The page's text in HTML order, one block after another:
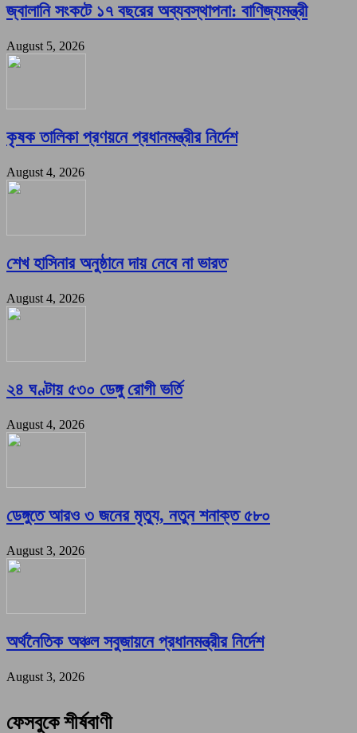
জ্বালানি সংকটে ১৭ বছরের অব্যবস্থাপনা: বাণিজ্যমন্ত্রী
August 5, 2026
কৃষক তালিকা প্রণয়নে প্রধানমন্ত্রীর নির্দেশ
August 4, 2026
শেখ হাসিনার অনুষ্ঠানে দায় নেবে না ভারত
August 4, 2026
২৪ ঘণ্টায় ৫৩০ ডেঙ্গু রোগী ভর্তি
August 4, 2026
ডেঙ্গুতে আরও ৩ জনের মৃত্যু, নতুন শনাক্ত ৫৮০
August 3, 2026
অর্থনৈতিক অঞ্চল সবুজায়নে প্রধানমন্ত্রীর নির্দেশ
August 3, 2026
ফেসবুকে শীর্ষবাণী